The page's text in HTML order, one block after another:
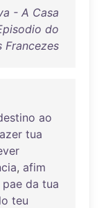
- A Casa
do
Francezes
ao
tua
, afim
pae da tua
teu